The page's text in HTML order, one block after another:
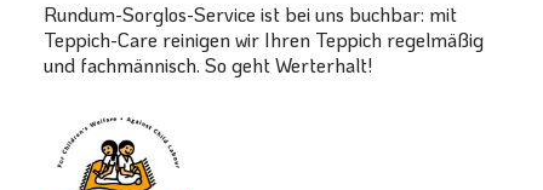
Rundum-Sorglos-Service ist bei uns buchbar: mit
Teppich-Care reinigen wir Ihren Teppich regelmäßig
und fachmännisch. So geht Werterhalt!